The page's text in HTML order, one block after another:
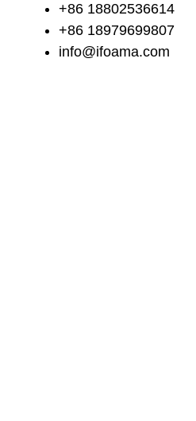
+86 18802536614
+86 18979699807
info@ifoama.com